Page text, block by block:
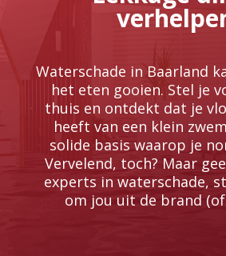
Waterschade in Baarland
het eten gooien.​ Stel je
thuis en ontdekt dat je
heeft van een klein
solide basis waarop je
Vervelend, toch? Maar
experts in waterschade,
om jou uit de brand